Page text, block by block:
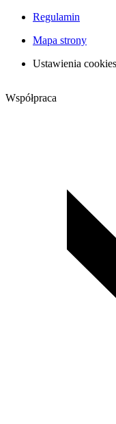
Regulamin
Mapa strony
Ustawienia cookies
Współpraca